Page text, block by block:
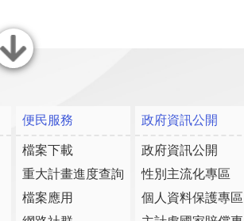
關閉
便民服務
檔案下載
重大計畫進度查詢
檔案應用
政府資訊公開
政府資訊公開
性別主流化專區
個人資料保護專區